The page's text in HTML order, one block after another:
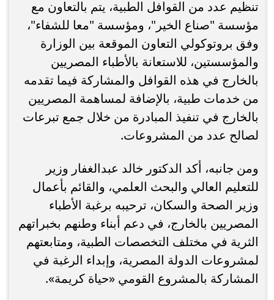
تنظيم عدد من القوافل الطبية، يتم بالتعاون مع
مؤسسة "صناع الخير"، ومؤسسة "معا للشفاء"،
وفق بروتوكولي التعاون الموقعة بين الوزارة
والمؤسستين، للاستعانة بالأطباء المصريين
بالخارج في هذه القوافل والمشاركة فيما تقدمه
من خدمات طبية، بالإضافة لمساهمة المصريين
بالخارج في تنفيذ المبادرة من خلال جمع تبرعات
لصالح عدد من المشروعات.
ومن جانبه، أكد الدكتور خالد عبدالغفار وزير
للتعليم العالي والبحث العلمي، والقائم بأعمال
وزير الصحة والسكان، ترحيبه برغبة الأطباء
المصريين بالخارج، في دعم أبناء وطنهم بخبراتهم
الثرية في مختلف التخصصات الطبية، ومتابعتهم
لمشروعات الدولة المصرية، وإبداء الرغبة في
المشاركة بالمشروع القومي «حياة كريمة».